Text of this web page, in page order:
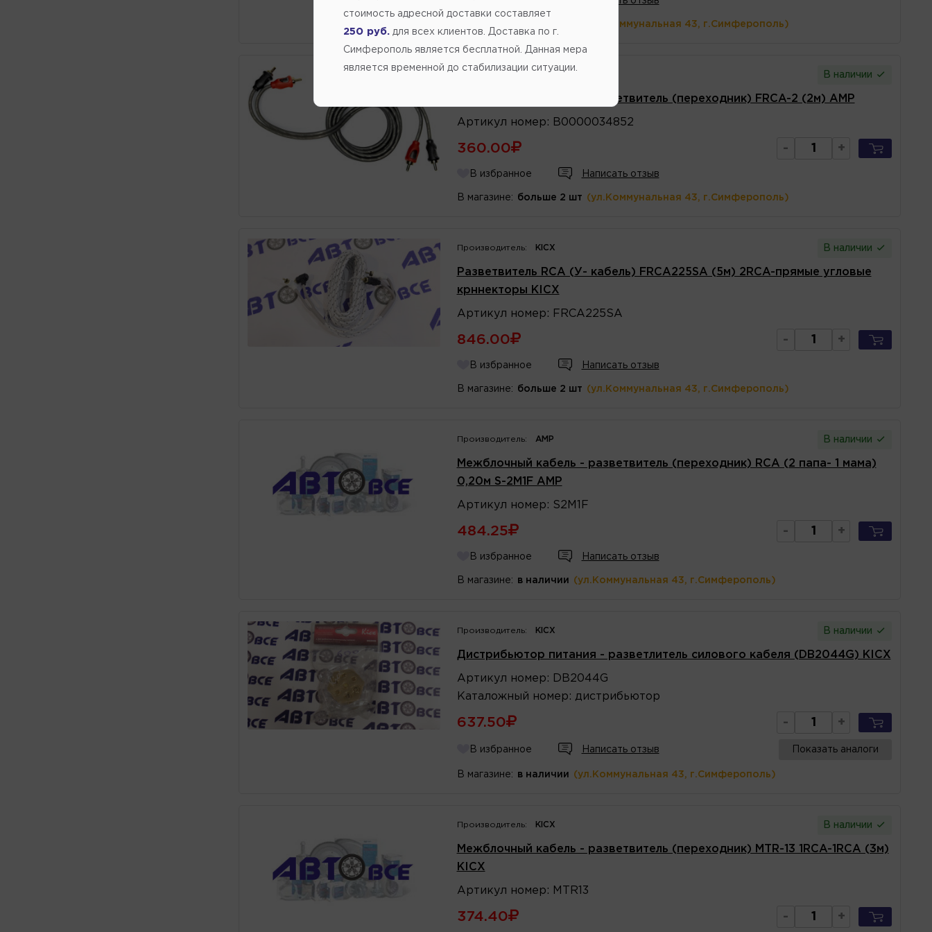
(ул.Коммунальная 43, г.Симферополь)
Производитель: AMP В наличии
Межблочный кабель - разветвитель (переходник) FRCA-2 (2м) AMP
Артикул номер : B0000034852
360.00 - +
В избранное Написать отзыв
В магазине: больше 2 шт (ул.Коммунальная 43, г.Симферополь)
Производитель: KICX В наличии
Разветвитель RCA (У- кабель) FRCA225SA (5м) 2RCA-прямые угловые
крннекторы KICX
Артикул номер : FRCA225SA
846.00 - +
В избранное Написать отзыв
В магазине: больше 2 шт (ул.Коммунальная 43, г.Симферополь)
Производитель: AMP В наличии
Межблочный кабель - разветвитель (переходник) RCA (2 папа- 1 мама)
0,20м S-2M1F AMP
Артикул номер : S2M1F
484.25 - +
В избранное Написать отзыв
В магазине: в наличии (ул.Коммунальная 43, г.Симферополь)
Производитель: KICX В наличии
Дистрибьютор питания - разветлитель силового кабеля (DB2044G) KICX
Артикул номер :
DB2044G
Каталожный номер : дистрибьютор
637.50 - +
В избранное Написать отзыв Показать аналоги
В магазине: в наличии (ул.Коммунальная 43, г.Симферополь)
Производитель: KICX В наличии
Межблочный кабель - разветвитель (переходник) MTR-13 1RCA-1RCA (3м)
KICX
Артикул номер : MTR13
374.40 - +
стоимость адресной доставки составляет
250 руб. для всех клиентов. Доставка по г.
Симферополь является бесплатной. Данная мера
является временной до стабилизации ситуации.